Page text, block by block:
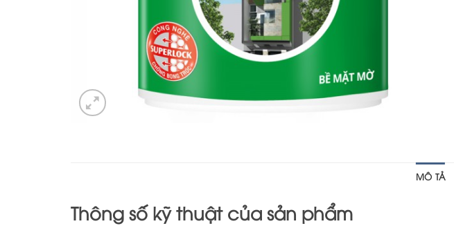
MÔ TẢ
Thông số kỹ thuật của sản phẩm